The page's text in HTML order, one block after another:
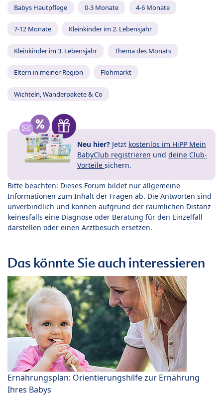
Babys Hautpflege 0-3 Monate 4-6 Monate
7-12 Monate Kleinkinder im 2. Lebensjahr
Kleinkinder im 3. Lebensjahr Thema des Monats
Eltern in meiner Region Flohmarkt
Wichteln, Wanderpakete & Co
Neu hier? Jetzt kostenlos im HiPP Mein
BabyClub registrieren und deine Club-
Vorteile sichern.
Bitte beachten: Dieses Forum bildet nur allgemeine
Informationen zum Inhalt der Fragen ab. Die Antworten sind
unverbindlich und können aufgrund der räumlichen Distanz
keinesfalls eine Diagnose oder Beratung für den Einzelfall
darstellen oder einen Arztbesuch ersetzen.
Das könnte Sie auch interessieren
Ernährungsplan: Orientierungshilfe zur Ernährung
Ihres Babys